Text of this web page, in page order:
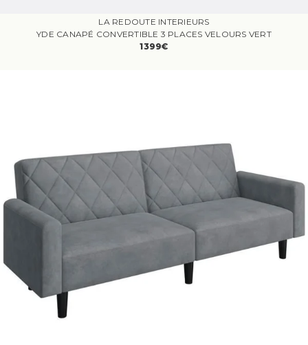
LA REDOUTE INTERIEURS
YDE CANAPÉ CONVERTIBLE 3 PLACES VELOURS VERT
1399€